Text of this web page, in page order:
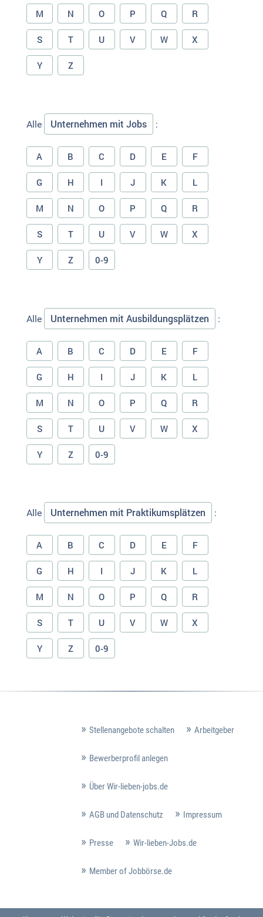
M N O P Q R
S T U V W X
Y Z
Alle Unternehmen mit Jobs :
A B C D E F
G H I J K L
M N O P Q R
S T U V W X
Y Z 0-9
Alle Unternehmen mit Ausbildungsplätzen :
A B C D E F
G H I J K L
M N O P Q R
S T U V W X
Y Z 0-9
Alle Unternehmen mit Praktikumsplätzen :
A B C D E F
G H I J K L
M N O P Q R
S T U V W X
Y Z 0-9
Stellenangebote schalten Arbeitgeber
Bewerberprofil anlegen
Über Wir-lieben-jobs.de
AGB und Datenschutz Impressum
Presse Wir-lieben-Jobs.de
Member of Jobbörse.de